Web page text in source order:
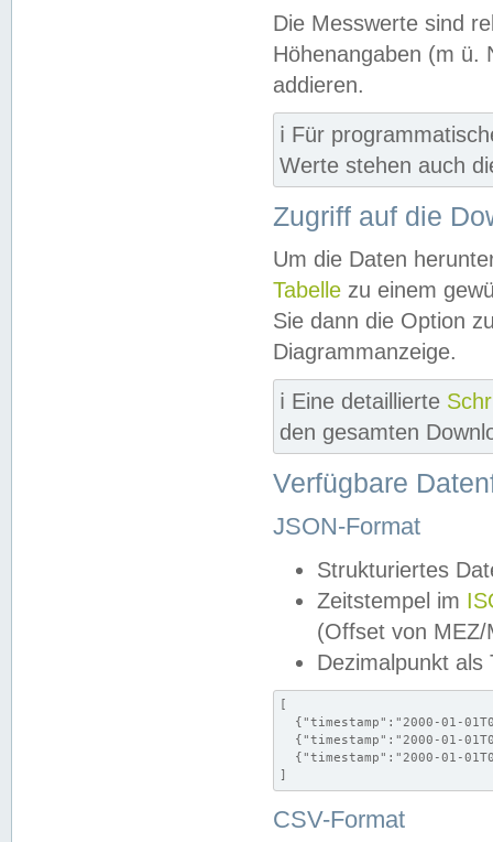
Die Messwerte sind
Höhenangaben (m ü.
addieren.
ℹ️ Für
Werte stehen auch
Zugriff auf die
Um die Daten
Tabelle zu einem
Sie dann die Option
Diagrammanzeige.
ℹ️ Eine detaillierte
den gesamten
Verfügbare
JSON-Format
Strukturiertes
Zeitstempel im
(Offset von MEZ/
Dezimalpunkt als
[
{"timestamp":"2000-01-
{"timestamp":"2000-01-
{"timestamp":"2000-01-
]
CSV-Format